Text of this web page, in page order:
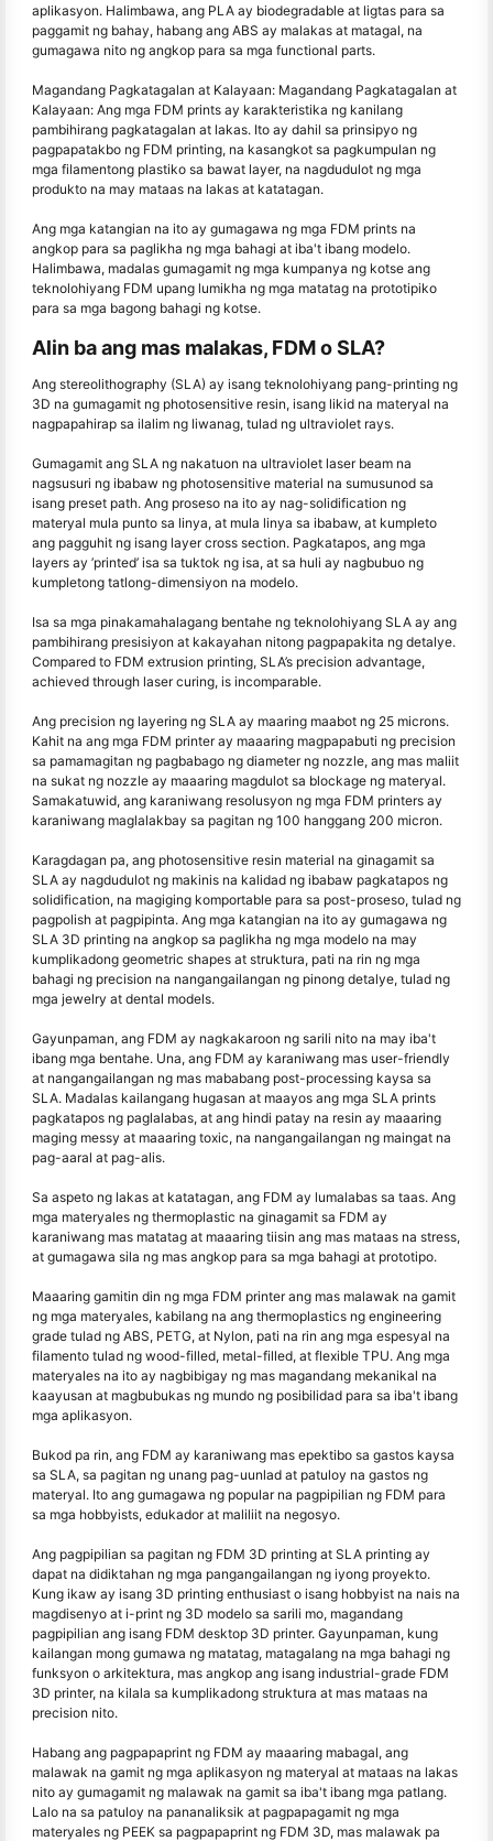
aplikasyon. Halimbawa, ang PLA ay biodegradable at ligtas para sa
paggamit ng bahay, habang ang ABS ay malakas at matagal, na
gumagawa nito ng angkop para sa mga functional parts.
Magandang Pagkatagalan at Kalayaan: Magandang Pagkatagalan at
Kalayaan: Ang mga FDM prints ay karakteristika ng kanilang
pambihirang pagkatagalan at lakas. Ito ay dahil sa prinsipyo ng
pagpapatakbo ng FDM printing, na kasangkot sa pagkumpulan ng
mga filamentong plastiko sa bawat layer, na nagdudulot ng mga
produkto na may mataas na lakas at katatagan.
Ang mga katangian na ito ay gumagawa ng mga FDM prints na
angkop para sa paglikha ng mga bahagi at iba't ibang modelo.
Halimbawa, madalas gumagamit ng mga kumpanya ng kotse ang
teknolohiyang FDM upang lumikha ng mga matatag na prototipiko
para sa mga bagong bahagi ng kotse.
Alin ba ang mas malakas, FDM o SLA?
Ang stereolithography (SLA) ay isang teknolohiyang pang-printing ng
3D na gumagamit ng photosensitive resin, isang likid na materyal na
nagpapahirap sa ilalim ng liwanag, tulad ng ultraviolet rays.
Gumagamit ang SLA ng nakatuon na ultraviolet laser beam na
nagsusuri ng ibabaw ng photosensitive material na sumusunod sa
isang preset path. Ang proseso na ito ay nag-solidification ng
materyal mula punto sa linya, at mula linya sa ibabaw, at kumpleto
ang pagguhit ng isang layer cross section. Pagkatapos, ang mga
layers ay ’printed’ isa sa tuktok ng isa, at sa huli ay nagbubuo ng
kumpletong tatlong-dimensiyon na modelo.
Isa sa mga pinakamahalagang bentahe ng teknolohiyang SLA ay ang
pambihirang presisiyon at kakayahan nitong pagpapakita ng detalye.
Compared to FDM extrusion printing, SLA’s precision advantage,
achieved through laser curing, is incomparable.
Ang precision ng layering ng SLA ay maaring maabot ng 25 microns.
Kahit na ang mga FDM printer ay maaaring magpapabuti ng precision
sa pamamagitan ng pagbabago ng diameter ng nozzle, ang mas maliit
na sukat ng nozzle ay maaaring magdulot sa blockage ng materyal.
Samakatuwid, ang karaniwang resolusyon ng mga FDM printers ay
karaniwang maglalakbay sa pagitan ng 100 hanggang 200 micron.
Karagdagan pa, ang photosensitive resin material na ginagamit sa
SLA ay nagdudulot ng makinis na kalidad ng ibabaw pagkatapos ng
solidification, na magiging komportable para sa post-proseso, tulad ng
pagpolish at pagpipinta. Ang mga katangian na ito ay gumagawa ng
SLA 3D printing na angkop sa paglikha ng mga modelo na may
kumplikadong geometric shapes at struktura, pati na rin ng mga
bahagi ng precision na nangangailangan ng pinong detalye, tulad ng
mga jewelry at dental models.
Gayunpaman, ang FDM ay nagkakaroon ng sarili nito na may iba't
ibang mga bentahe. Una, ang FDM ay karaniwang mas user-friendly
at nangangailangan ng mas mababang post-processing kaysa sa
SLA. Madalas kailangang hugasan at maayos ang mga SLA prints
pagkatapos ng paglalabas, at ang hindi patay na resin ay maaaring
maging messy at maaaring toxic, na nangangailangan ng maingat na
pag-aaral at pag-alis.
Sa aspeto ng lakas at katatagan, ang FDM ay lumalabas sa taas. Ang
mga materyales ng thermoplastic na ginagamit sa FDM ay
karaniwang mas matatag at maaaring tiisin ang mas mataas na stress,
at gumagawa sila ng mas angkop para sa mga bahagi at prototipo.
Maaaring gamitin din ng mga FDM printer ang mas malawak na gamit
ng mga materyales, kabilang na ang thermoplastics ng engineering
grade tulad ng ABS, PETG, at Nylon, pati na rin ang mga espesyal na
filamento tulad ng wood-filled, metal-filled, at flexible TPU. Ang mga
materyales na ito ay nagbibigay ng mas magandang mekanikal na
kaayusan at magbubukas ng mundo ng posibilidad para sa iba't ibang
mga aplikasyon.
Bukod pa rin, ang FDM ay karaniwang mas epektibo sa gastos kaysa
sa SLA, sa pagitan ng unang pag-uunlad at patuloy na gastos ng
materyal. Ito ang gumagawa ng popular na pagpipilian ng FDM para
sa mga hobbyists, edukador at maliliit na negosyo.
Ang pagpipilian sa pagitan ng FDM 3D printing at SLA printing ay
dapat na didiktahan ng mga pangangailangan ng iyong proyekto.
Kung ikaw ay isang 3D printing enthusiast o isang hobbyist na nais na
magdisenyo at i-print ng 3D modelo sa sarili mo, magandang
pagpipilian ang isang FDM desktop 3D printer. Gayunpaman, kung
kailangan mong gumawa ng matatag, matagalang na mga bahagi ng
funksyon o arkitektura, mas angkop ang isang industrial-grade FDM
3D printer, na kilala sa kumplikadong struktura at mas mataas na
precision nito.
Habang ang pagpapaprint ng FDM ay maaaring mabagal, ang
malawak na gamit ng mga aplikasyon ng materyal at mataas na lakas
nito ay gumagamit ng malawak na gamit sa iba't ibang mga patlang.
Lalo na sa patuloy na pananaliksik at pagpapagamit ng mga
materyales ng PEEK sa pagpapaprint ng FDM 3D, mas malawak pa